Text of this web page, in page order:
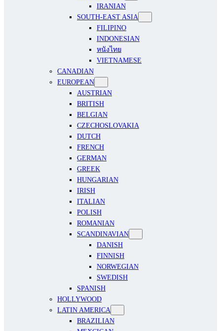
IRANIAN
SOUTH-EAST ASIA
FILIPINO
INDONESIAN
หนังไทย
VIETNAMESE
CANADIAN
EUROPEAN
AUSTRIAN
BRITISH
BELGIAN
CZECHOSLOVAKIA
DUTCH
FRENCH
GERMAN
GREEK
HUNGARIAN
IRISH
ITALIAN
POLISH
ROMANIAN
SCANDINAVIAN
DANISH
FINNISH
NORWEGIAN
SWEDISH
SPANISH
HOLLYWOOD
LATIN AMERICA
BRAZILIAN